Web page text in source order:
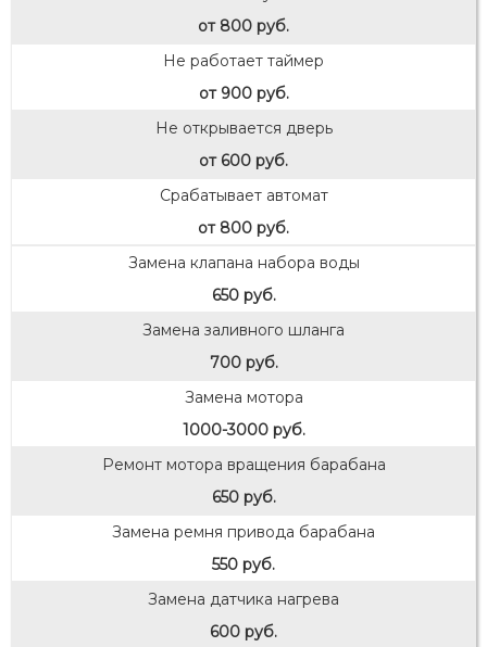
от 800 руб.
Не работает таймер
от 900 руб.
Не открывается дверь
от 600 руб.
Срабатывает автомат
от 800 руб.
Замена клапана набора воды
650 руб.
Замена заливного шланга
700 руб.
Замена мотора
1000-3000 руб.
Ремонт мотора вращения барабана
650 руб.
Замена ремня привода барабана
550 руб.
Замена датчика нагрева
600 руб.